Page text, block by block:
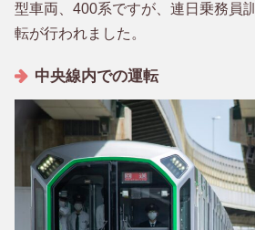
型車両、400系ですが、連日乗務員
転が行われました。
中央線内での運転